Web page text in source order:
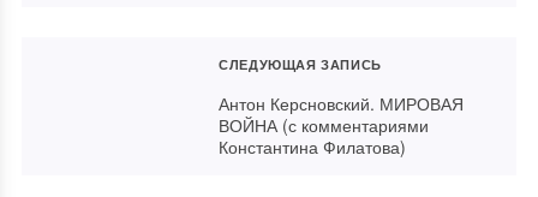
СЛЕДУЮЩАЯ ЗАПИСЬ
Антон Керсновский. МИРОВАЯ
ВОЙНА (с комментариями
Константина Филатова)